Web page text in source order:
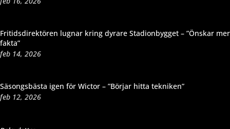
Fritidsdirektören lugnar kring dyrare Stadionbygget – ”Önskar mer
fakta”
feb 14, 2026
Säsongsbästa igen för Wictor – ”Börjar hitta tekniken”
feb 12, 2026